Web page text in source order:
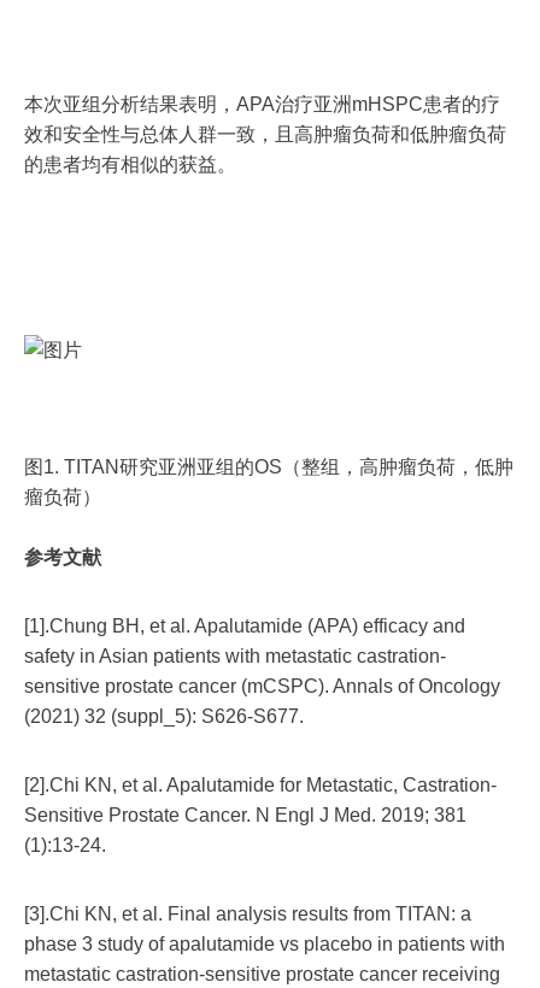
本次亚组分析结果表明，APA治疗亚洲mHSPC患者的疗
效和安全性与总体人群一致，且高肿瘤负荷和低肿瘤负荷
的患者均有相似的获益。
图1. TITAN研究亚洲亚组的OS（整组，高肿瘤负荷，低肿
瘤负荷）
参考文献
[1].Chung BH, et al. Apalutamide (APA) efficacy and
safety in Asian patients with metastatic castration-
sensitive prostate cancer (mCSPC). Annals of Oncology
(2021) 32 (suppl_5): S626-S677.
[2].Chi KN, et al. Apalutamide for Metastatic, Castration-
Sensitive Prostate Cancer. N Engl J Med. 2019; 381
(1):13-24.
[3].Chi KN, et al. Final analysis results from TITAN: a
phase 3 study of apalutamide vs placebo in patients with
metastatic castration-sensitive prostate cancer receiving